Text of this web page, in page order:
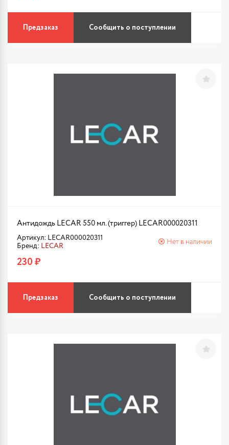
Предзаказ Сообщить о поступлении
Антидождь LECAR 550 мл. (триггер) LECAR000020311
Артикул: LECAR000020311
Бренд: LECAR
Нет в наличии
230 ₽
Предзаказ Сообщить о поступлении